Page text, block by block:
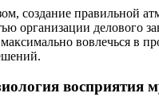
создание правильной
организации делового
вовлечься в
восприятия